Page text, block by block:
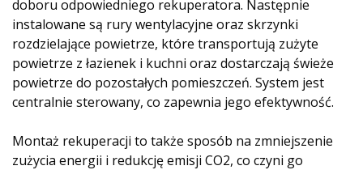
doboru odpowiedniego rekuperatora. Następnie
instalowane są rury wentylacyjne oraz skrzynki
rozdzielające powietrze, które transportują zużyte
powietrze z łazienek i kuchni oraz dostarczają świeże
powietrze do pozostałych pomieszczeń. System jest
centralnie sterowany, co zapewnia jego efektywność.
Montaż rekuperacji to także sposób na zmniejszenie
zużycia energii i redukcję emisji CO2, co czyni go